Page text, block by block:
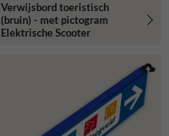
Verwijsbord toeristisch
(bruin) - met pictogram
Elektrische Scooter